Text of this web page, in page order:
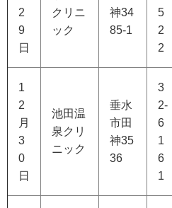
2
9
日
クリニ
ック
神34
85-1
5
2
2
1
2
月
3
0
日
池田温
泉クリ
ニック
垂水
市田
神35
36
3
2-
6
1
6
1